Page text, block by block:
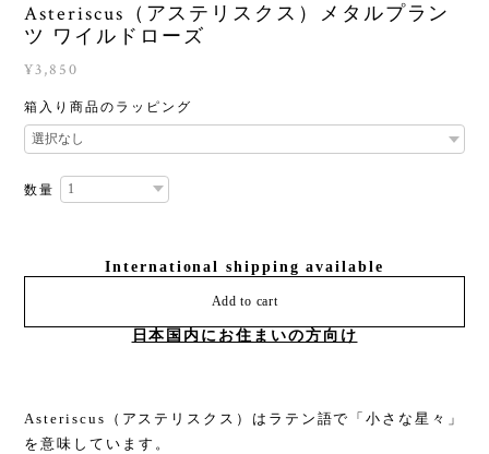
Asteriscus（アステリスクス）メタルプラン
ツ ワイルドローズ
¥3,850
箱入り商品のラッピング
数量
International shipping available
Add to cart
日本国内にお住まいの方向け
Asteriscus（アステリスクス）はラテン語で「小さな星々」
を意味しています。